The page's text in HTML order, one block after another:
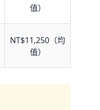
值）
NT$11,250（均
值）